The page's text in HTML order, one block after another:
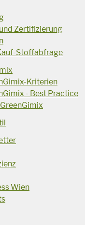
Zertifizierung
Stoffabfrage
Kriterien
- Best Practice
Wien